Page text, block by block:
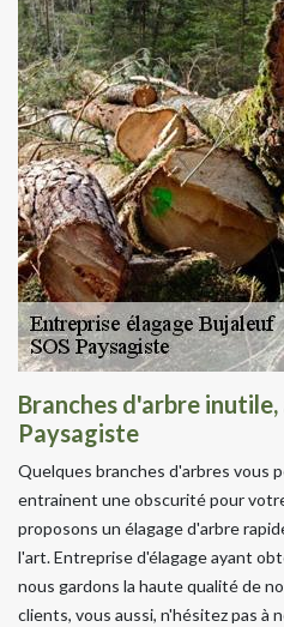
Branches d'arbre inutile,
Paysagiste
Quelques branches d'arbres vous
entrainent une obscurité pour
proposons un élagage d'arbre
l'art. Entreprise d'élagage ayant
nous gardons la haute qualité de
clients, vous aussi, n'hésitez pas à